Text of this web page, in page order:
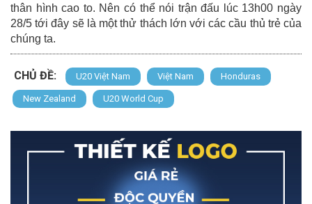
thân hình cao to. Nên có thể nói trận đấu lúc 13h00 ngày
28/5 tới đây sẽ là một thử thách lớn với các cầu thủ trẻ của
chúng ta.
CHỦ ĐỀ: U20 Việt Nam Việt Nam Honduras
New Zealand U20 World Cup